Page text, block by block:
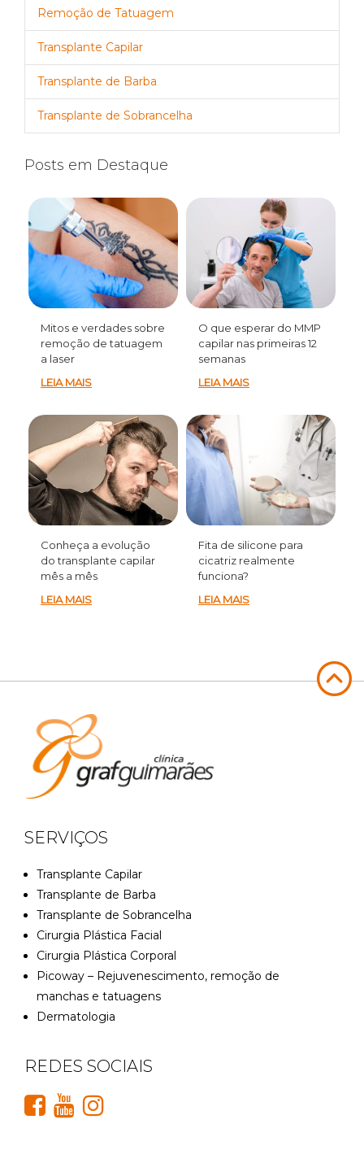
Remoção de Tatuagem
Transplante Capilar
Transplante de Barba
Transplante de Sobrancelha
Posts em Destaque
Mitos e verdades sobre
remoção de tatuagem
a laser
LEIA MAIS
O que esperar do MMP
capilar nas primeiras 12
semanas
LEIA MAIS
Conheça a evolução
do transplante capilar
mês a mês
LEIA MAIS
Fita de silicone para
cicatriz realmente
funciona?
LEIA MAIS
SERVIÇOS
Transplante Capilar
Transplante de Barba
Transplante de Sobrancelha
Cirurgia Plástica Facial
Cirurgia Plástica Corporal
Picoway – Rejuvenescimento, remoção de
manchas e tatuagens
Dermatologia
REDES SOCIAIS